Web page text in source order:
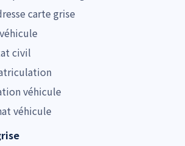
carte grise
civil
véhicule
véhicule